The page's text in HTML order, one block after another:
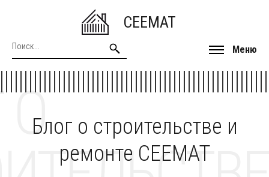
CEEMAT
Меню
Блог о строительстве и
ремонте CEEMAT
О